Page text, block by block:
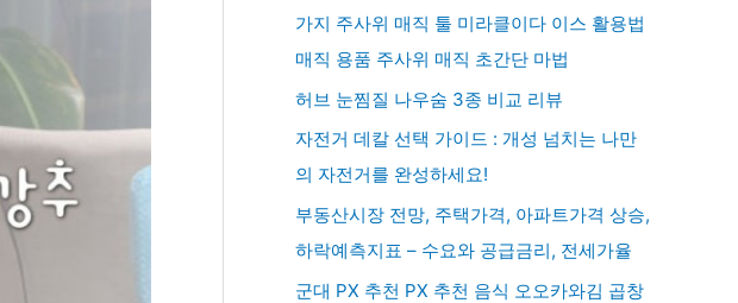
가지 주사위 매직 툴 미라클이다 이스 활용법
매직 용품 주사위 매직 초간단 마법
허브 눈찜질 나우숨 3종 비교 리뷰
자전거 데칼 선택 가이드 : 개성 넘치는 나만
의 자전거를 완성하세요!
부동산시장 전망, 주택가격, 아파트가격 상승,
하락예측지표 – 수요와 공급금리, 전세가율
군대 PX 추천 PX 추천 음식 오오카와김 곱창